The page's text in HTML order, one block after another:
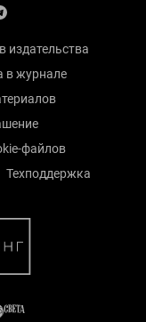
издательства
в журнале
файлов
Техподдержка